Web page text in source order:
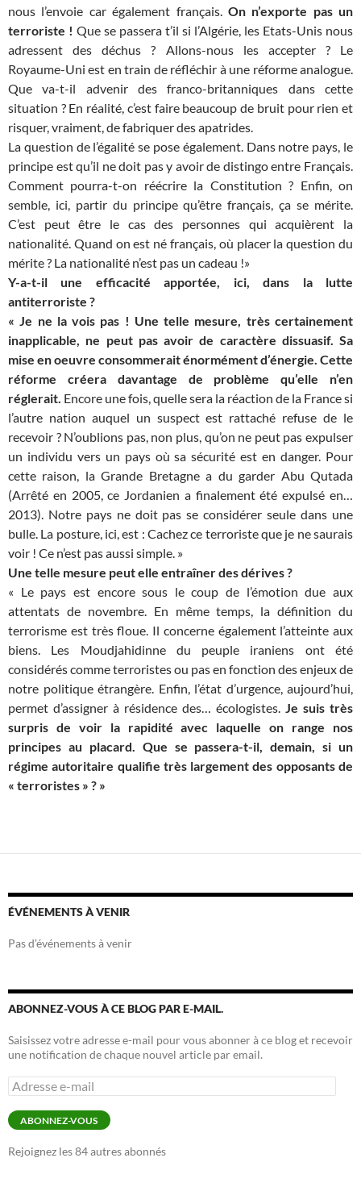
nous l’envoie car également français. On n’exporte pas un
terroriste ! Que se passera t’il si l’Algérie, les Etats-Unis nous
adressent des déchus ? Allons-nous les accepter ? Le
Royaume-Uni est en train de réfléchir à une réforme analogue.
Que va-t-il advenir des franco-britanniques dans cette
situation ? En réalité, c’est faire beaucoup de bruit pour rien et
risquer, vraiment, de fabriquer des apatrides.
La question de l’égalité se pose également. Dans notre pays, le
principe est qu’il ne doit pas y avoir de distingo entre Français.
Comment pourra-t-on réécrire la Constitution ? Enfin, on
semble, ici, partir du principe qu’être français, ça se mérite.
C’est peut être le cas des personnes qui acquièrent la
nationalité. Quand on est né français, où placer la question du
mérite ? La nationalité n’est pas un cadeau !»
Y-a-t-il une efficacité apportée, ici, dans la lutte
antiterroriste ?
« Je ne la vois pas ! Une telle mesure, très certainement
inapplicable, ne peut pas avoir de caractère dissuasif. Sa
mise en oeuvre consommerait énormément d’énergie. Cette
réforme créera davantage de problème qu’elle n’en
réglerait. Encore une fois, quelle sera la réaction de la France si
l’autre nation auquel un suspect est rattaché refuse de le
recevoir ? N’oublions pas, non plus, qu’on ne peut pas expulser
un individu vers un pays où sa sécurité est en danger. Pour
cette raison, la Grande Bretagne a du garder Abu Qutada
(Arrêté en 2005, ce Jordanien a finalement été expulsé en…
2013). Notre pays ne doit pas se considérer seule dans une
bulle. La posture, ici, est : Cachez ce terroriste que je ne saurais
voir ! Ce n’est pas aussi simple. »
Une telle mesure peut elle entraîner des dérives ?
« Le pays est encore sous le coup de l’émotion due aux
attentats de novembre. En même temps, la définition du
terrorisme est très floue. Il concerne également l’atteinte aux
biens. Les Moudjahidinne du peuple iraniens ont été
considérés comme terroristes ou pas en fonction des enjeux de
notre politique étrangère. Enfin, l’état d’urgence, aujourd’hui,
permet d’assigner à résidence des… écologistes.
Je suis très
surpris de voir la rapidité avec laquelle on range nos
principes au placard. Que se passera-t-il, demain, si un
régime autoritaire qualifie très largement des opposants de
« terroristes » ? »
ÉVÉNEMENTS À VENIR
Pas d’événements à venir
ABONNEZ-VOUS À CE BLOG PAR E-MAIL.
Saisissez votre adresse e-mail pour vous abonner à ce blog et recevoir
une notification de chaque nouvel article par email.
Adresse
e-
mail
ABONNEZ-VOUS
Rejoignez les 84 autres abonnés